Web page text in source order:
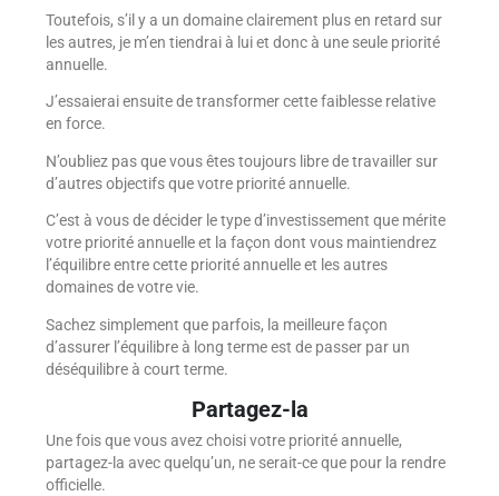
Toutefois, s’il y a un domaine clairement plus en retard sur
les autres, je m’en tiendrai à lui et donc à une seule priorité
annuelle.
J’essaierai ensuite de transformer cette faiblesse relative
en force.
N’oubliez pas que vous êtes toujours libre de travailler sur
d’autres objectifs que votre priorité annuelle.
C’est à vous de décider le type d’investissement que mérite
votre priorité annuelle et la façon dont vous maintiendrez
l’équilibre entre cette priorité annuelle et les autres
domaines de votre vie.
Sachez simplement que parfois, la meilleure façon
d’assurer l’équilibre à long terme est de passer par un
déséquilibre à court terme.
Partagez-la
Une fois que vous avez choisi votre priorité annuelle,
partagez-la avec quelqu’un, ne serait-ce que pour la rendre
officielle.